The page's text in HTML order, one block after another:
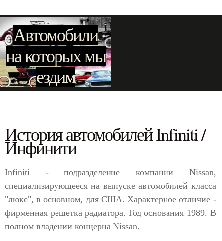
Автомобили
на которых мы
ездим
История автомобилей Infiniti /
Инфинити
Infiniti - подразделение компании Nissan,
специализирующееся на выпуске автомобилей класса
"люкс", в основном, для США. Характерное отличие -
фирменная решетка радиатора. Год основания 1989. В
полном владении концерна Nissan.